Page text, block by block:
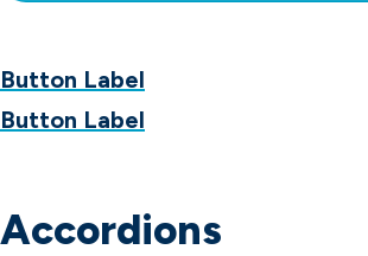
Button Label
Button Label
Accordions